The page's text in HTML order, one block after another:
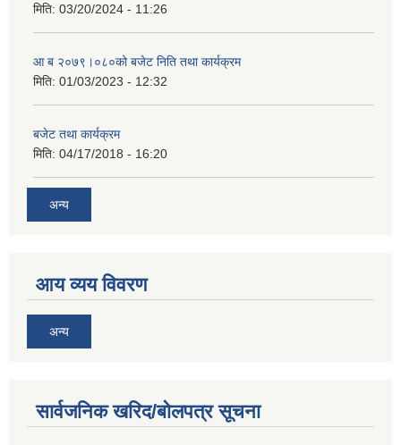
मिति: 03/20/2024 - 11:26
आ ब २०७९।०८०को बजेट निति तथा कार्यक्रम
मिति: 01/03/2023 - 12:32
बजेट तथा कार्यक्रम
मिति: 04/17/2018 - 16:20
अन्य
आय व्यय विवरण
अन्य
सार्वजनिक खरिद/बोलपत्र सूचना